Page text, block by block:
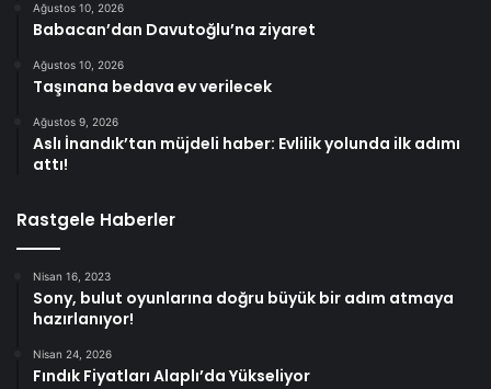
Ağustos 10, 2026
Babacan’dan Davutoğlu’na ziyaret
Ağustos 10, 2026
Taşınana bedava ev verilecek
Ağustos 9, 2026
Aslı İnandık’tan müjdeli haber: Evlilik yolunda ilk adımı
attı!
Rastgele Haberler
Nisan 16, 2023
Sony, bulut oyunlarına doğru büyük bir adım atmaya
hazırlanıyor!
Nisan 24, 2026
Fındık Fiyatları Alaplı’da Yükseliyor